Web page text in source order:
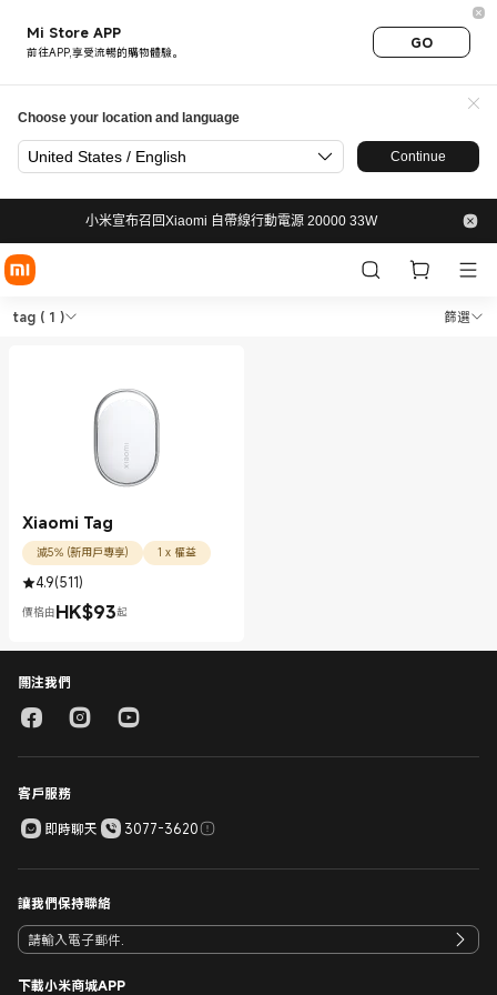
Mi Store APP
前往APP,享受流暢的購物體驗。
GO
Choose your location and language
United States / English Continue
小米宣布召回Xiaomi 自帶線行動電源 20000 33W
Shop Smart Tags tag in
tag ( 1 ) 篩選
Shop Smart Tags tag in Xiaomi 小米
Xiaomi Tag
減5% (新用戶專享) 1 x 權益
4.9(511)
價格由HK$93
現價 HK$93.00 起
關注我們
客戶服務
即時聊天
3077-3620
讓我們保持聯絡
下載小米商城APP